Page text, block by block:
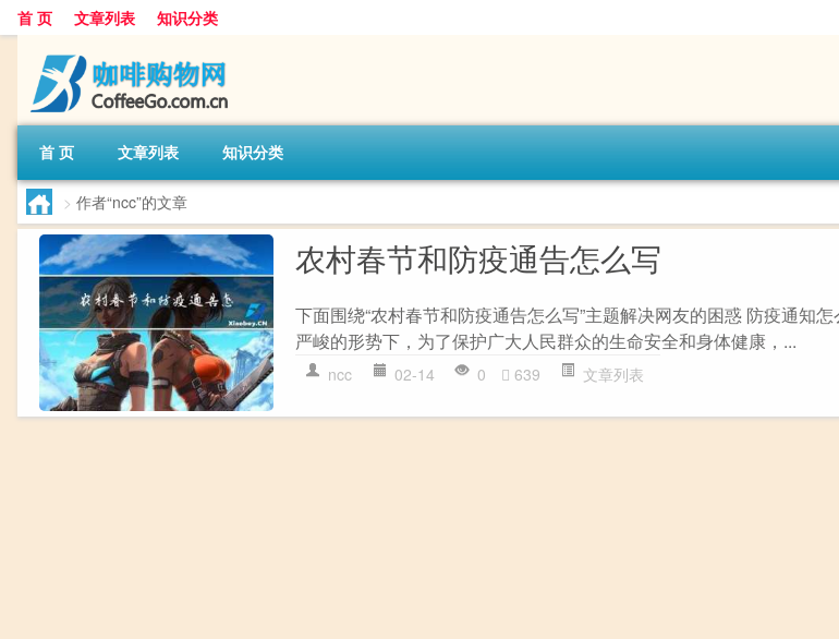
首 页 文章列表 知识分类
首 页 文章列表 知识分类
> 作者“ncc”的文章
农村春节和防疫通告怎么写
下面围绕“农村春节和防疫通告怎么写”主题解决网友的困惑 防疫通知
严峻的形势下，为了保护广大人民群众的生命安全和身体健康，...
ncc 02-14 0 639 文章列表